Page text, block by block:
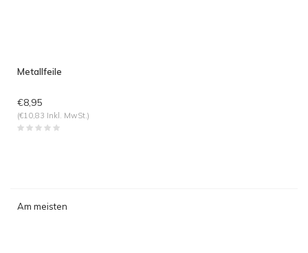
Metallfeile
€8,95
(€10,83 Inkl. MwSt.)
Am meisten